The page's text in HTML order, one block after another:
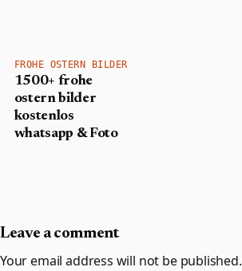
FROHE OSTERN BILDER
1500+ frohe
ostern bilder
kostenlos
whatsapp & Foto
Leave a comment
Your email address will not be published.